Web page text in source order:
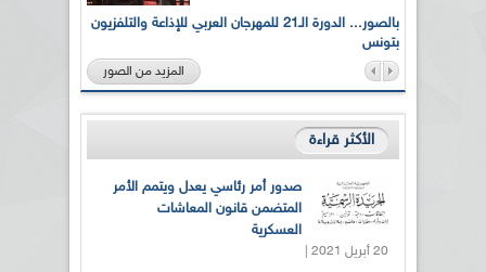
بالصور... الدورة الـ21 للمهرجان العربي للإذاعة والتلفزيون
بتونس
المزيد من الصور
الأكثر قراءة
صدور أمر رئاسي يعدل ويتمم الأمر
المتضمن قانون المعاشات
العسكرية
20 أبريل 2021 |